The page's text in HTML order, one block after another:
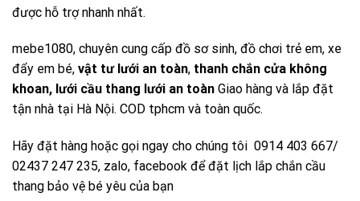
được hỗ trợ nhanh nhất.
mebe1080, chuyên cung cấp đồ sơ sinh, đồ chơi trẻ em, xe
đẩy em bé, vật tư lưới an toàn, thanh chắn cửa không
khoan, lưới cầu thang lưới an toàn Giao hàng và lắp đặt
tận nhà tại Hà Nội. COD tphcm và toàn quốc.
Hãy đặt hàng hoặc gọi ngay cho chúng tôi 0914 403 667/
02437 247 235, zalo, facebook để đặt lịch lắp chắn cầu
thang bảo vệ bé yêu của bạn